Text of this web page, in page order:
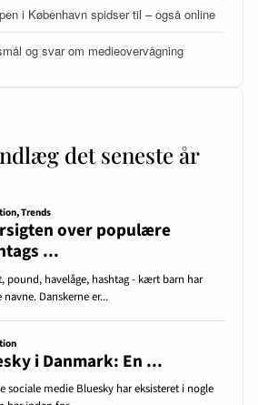
i København spidser til – også online
og svar om medieovervågning
det seneste år